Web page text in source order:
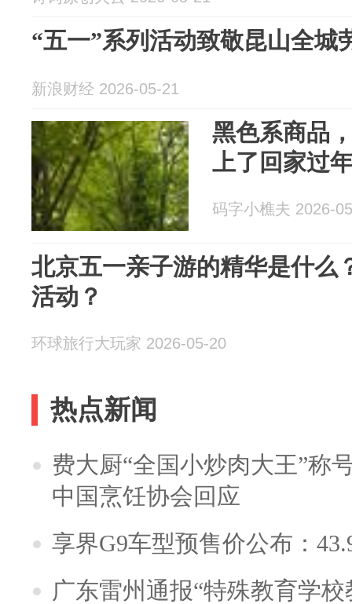
“五一”系列活动致敬昆山全城
新浪财经 2026-05-21
黑色系商品
上了回家过
码字小樵夫 2026-
北京五一亲子游的精华是什么
活动？
环球旅行大玩家 2026-05-20
热点新闻
费大厨“全国小炒肉大王”称
中国烹饪协会回应
享界G9车型预售价公布：
广东雷州通报“特殊教育学